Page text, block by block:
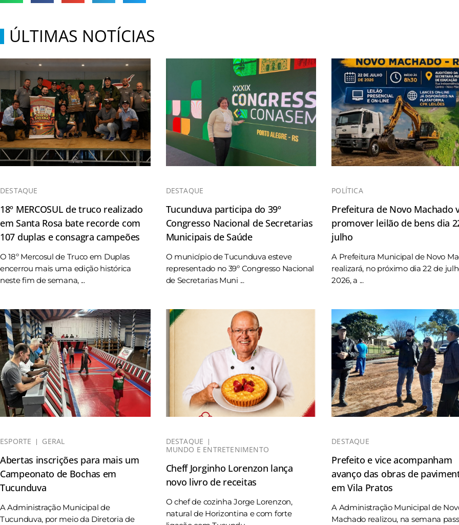
ÚLTIMAS NOTÍCIAS
DESTAQUE
18º MERCOSUL de truco realizado
em Santa Rosa bate recorde com
107 duplas e consagra campeões
O 18º Mercosul de Truco em Duplas
encerrou mais uma edição histórica
neste fim de semana, ...
DESTAQUE
Tucunduva participa do 39º
Congresso Nacional de Secretarias
Municipais de Saúde
O município de Tucunduva esteve
representado no 39º Congresso Nacional
de Secretarias Muni ...
POLÍTICA
Prefeitura de Novo Machado
promover leilão de bens dia
julho
A Prefeitura Municipal de Novo
realizará, no próximo dia 22 de
2026, a ...
ESPORTE GERAL
Abertas inscrições para mais um
Campeonato de Bochas em
Tucunduva
A Administração Municipal de
Tucunduva, por meio da Diretoria de
DESTAQUE
MUNDO E ENTRETENIMENTO
Cheff Jorginho Lorenzon lança
novo livro de receitas
O chef de cozinha Jorge Lorenzon,
natural de Horizontina e com forte
DESTAQUE
Prefeito e vice acompanham
avanço das obras de
em Vila Pratos
A Administração Municipal de
Machado realizou, na semana